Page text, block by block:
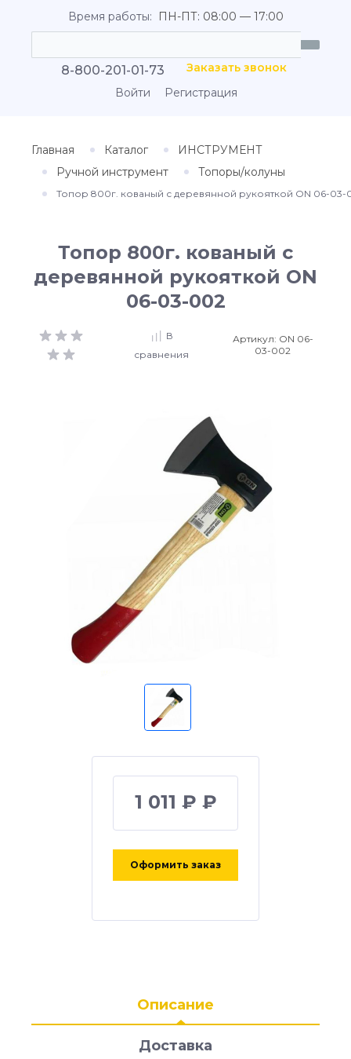
Время работы: ПН-ПТ: 08:00 — 17:00
8-800-201-01-73
Заказать звонок
Войти
Регистрация
Главная Каталог
ИНСТРУМЕНТ
Ручной инструмент
Топоры/колуны
Топор 800г. кованый с деревянной рукояткой ON 06-03-
Топор 800г. кованый с
деревянной рукояткой ON
06-03-002
В
сравнения
Артикул: ON 06-
03-002
1 011 ₽ ₽
Оформить заказ
Описание
Доставка